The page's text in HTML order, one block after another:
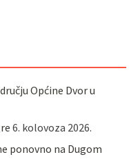
Općine Dvor u
6. kolovoza 2026.
ponovno na Dugom